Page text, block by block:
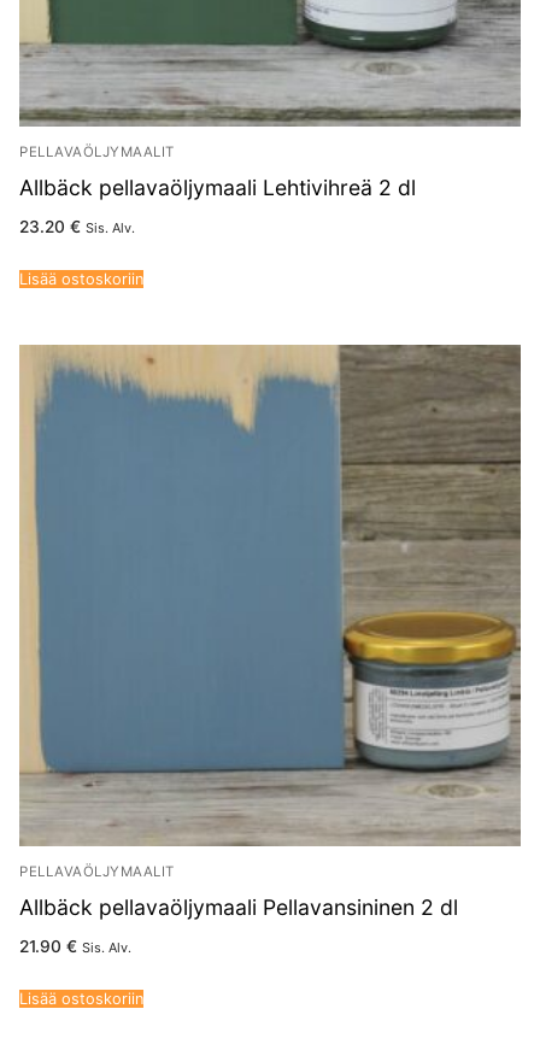
PELLAVAÖLJYMAALIT
Allbäck pellavaöljymaali Lehtivihreä 2 dl
23.20 € Sis. Alv.
Lisää ostoskoriin
PELLAVAÖLJYMAALIT
Allbäck pellavaöljymaali Pellavansininen 2 dl
21.90 € Sis. Alv.
Lisää ostoskoriin